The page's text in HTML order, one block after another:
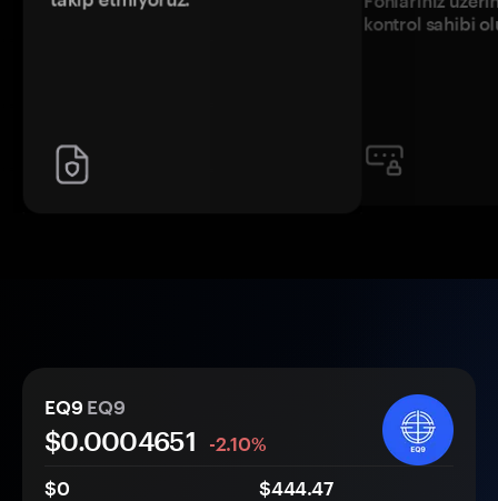
kontrol sahibi
EQ9 EQ9
$0.0004651
-2.10%
$0
$444.47